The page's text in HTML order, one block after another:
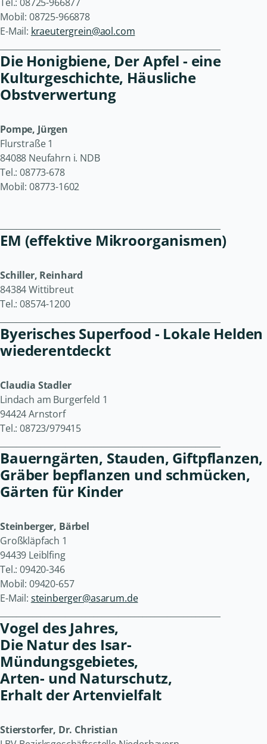
Mobil: 08725-966878
E-Mail: kraeutergrein@aol.com
Die Honigbiene, Der Apfel - eine
Kulturgeschichte, Häusliche
Obstverwertung
Pompe, Jürgen
Flurstraße 1
84088 Neufahrn i. NDB
Tel.: 08773-678
Mobil: 08773-1602
EM (effektive Mikroorganismen)
Schiller, Reinhard
84384 Wittibreut
Tel.: 08574-1200
Byerisches Superfood - Lokale Helden
wiederentdeckt
Claudia Stadler
Lindach am Burgerfeld 1
94424 Arnstorf
Tel.: 08723/979415
Bauerngärten, Stauden, Giftpflanzen,
Gräber bepflanzen und schmücken,
Gärten für Kinder
Steinberger, Bärbel
Großkläpfach 1
94439 Leiblfing
Tel.: 09420-346
Mobil: 09420-657
E-Mail: steinberger@asarum.de
Vogel des Jahres,
Die Natur des Isar-
Mündungsgebietes,
Arten- und Naturschutz,
Erhalt der Artenvielfalt
Stierstorfer, Dr. Christian